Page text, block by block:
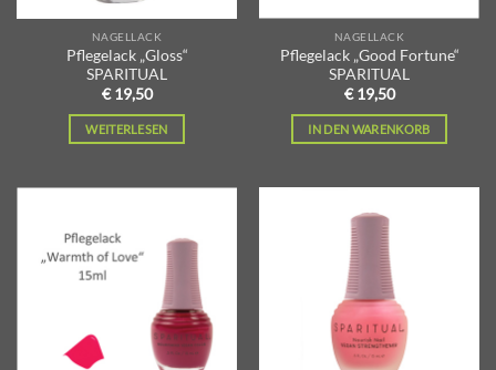
NAGELLACK
Pflegelack „Gloss“
SPARITUAL
€ 19,50
WEITERLESEN
NAGELLACK
Pflegelack „Good Fortune“
SPARITUAL
€ 19,50
IN DEN WARENKORB
Zur
Wunschliste
hinzufügen